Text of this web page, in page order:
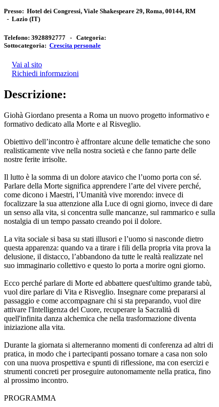
Presso: Hotel dei Congressi, Viale Shakespeare 29, Roma, 00144, RM
- Lazio (IT)
Telefono: 3928892777 - Categoria:
Sottocategoria: Crescita personale
Vai al sito
Richiedi informazioni
Descrizione:
Giohà Giordano presenta a Roma un nuovo progetto informativo e
formativo dedicato alla Morte e al Risveglio.
Obiettivo dell’incontro è affrontare alcune delle tematiche che sono
realisticamente vive nella nostra società e che fanno parte delle
nostre ferite irrisolte.
Il lutto è la somma di un dolore atavico che l’uomo porta con sé.
Parlare della Morte significa apprendere l’arte del vivere perché,
come dicono i Maestri, l’Umanità vive morendo: invece di
focalizzare la sua attenzione alla Luce di ogni giorno, invece di dare
un senso alla vita, si concentra sulle mancanze, sul rammarico e sulla
nostalgia di un tempo passato creando poi il dolore.
La vita sociale si basa su stati illusori e l’uomo si nasconde dietro
questa apparenza: quando va a tirare i fili della propria vita prova la
delusione, il distacco, l’abbandono da tutte le realtà realizzate nel
suo immaginario collettivo e questo lo porta a morire ogni giorno.
Ecco perché parlare di Morte ed abbattere quest'ultimo grande tabù,
vuol dire parlare di Vita e Risveglio. Insegnare come prepararsi al
passaggio e come accompagnare chi si sta preparando, vuol dire
attivare l'Intelligenza del Cuore, recuperare la Sacralità di
quell'infinita danza alchemica che nella trasformazione diventa
iniziazione alla vita.
Durante la giornata si alterneranno momenti di conferenza ad altri di
pratica, in modo che i partecipanti possano tornare a casa non solo
con una nuova prospettiva e spunti di riflessione, ma con esercizi e
strumenti concreti per proseguire autonomamente nella pratica, fino
al prossimo incontro.
PROGRAMMA